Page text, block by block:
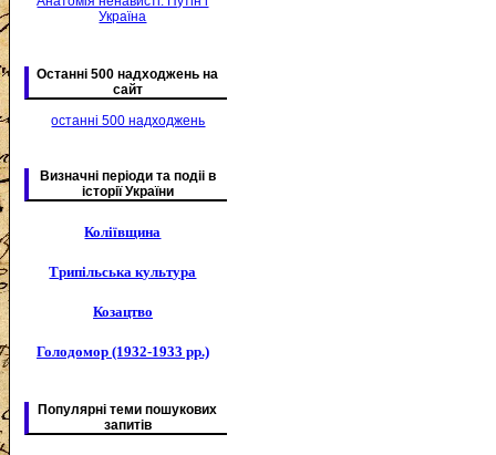
Україна
Останні 500 надходжень на
сайт
останні 500 надходжень
Визначні періоди та подіі в
історії України
Коліївщина
Трипільська культура
Козацтво
Голодомор (1932-1933 рр.)
Популярні теми пошукових
запитів